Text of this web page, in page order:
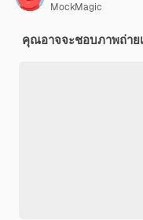
MockMagic
คุณอาจจะชอบภาพถ่าย